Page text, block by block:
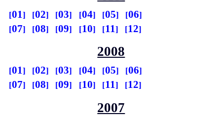
01 02 03 04 05
06
07
08 09 10 11 12
2008
01 02 03 04 05
06
07
08 09 10 11 12
2007